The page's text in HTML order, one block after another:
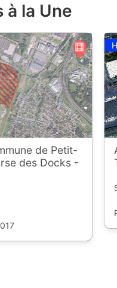
à la Une
de Petit-
des Docks -